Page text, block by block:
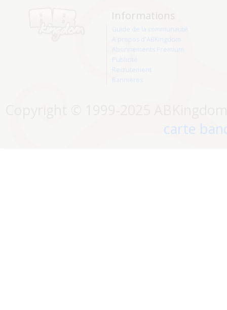
Informations
Guide de la communauté
A propos d'ABKingdom
Abonnements Premium
Publicité
Recrutement
Bannières
carte